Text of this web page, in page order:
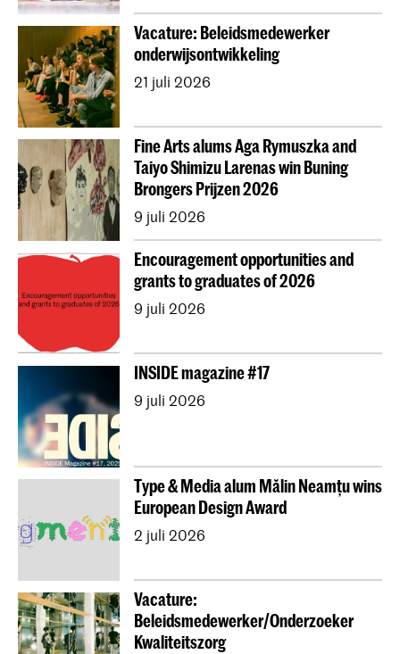
Open Dag
EXPOSED
vacatures
Erasmus+ Blended Intensive Programme
Erasmus+
Vacature: Beleidsmedewerker
onderwijsontwikkeling
21 juli 2026
Fine Arts alums Aga Rymuszka and
Taiyo Shimizu Larenas win Buning
Brongers Prijzen 2026
9 juli 2026
Encouragement opportunities and
grants to graduates of 2026
9 juli 2026
INSIDE magazine #17
9 juli 2026
Type & Media alum Mălin Neamțu wins
European Design Award
2 juli 2026
Vacature:
Beleidsmedewerker/Onderzoeker
Kwaliteitszorg